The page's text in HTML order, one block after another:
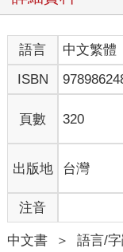
語言 中文繁體
ISBN
頁數 320
出版地 台灣
注音
中文書 ＞ 語言/